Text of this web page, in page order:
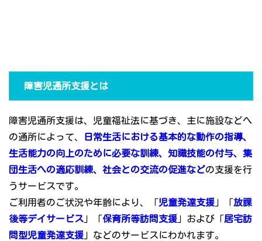
障害児通所支援とは
障害児通所支援は、児童福祉法に基づき、主に施設などへ
の通所によって、
日常生活における基本的な動作の指導、
生活能力の向上のために必要な訓練、知識技能の付与、集
団生活への適応訓練、社会との交流の促進などの支援を行
うサービスです。
ご利用者のご状況や年齢により、「児童発達支援 」「放課
後等デイサービス 」「保育所等訪問支援 」および「居宅訪
問型児童発達支援 」などのサービスにわかれます。